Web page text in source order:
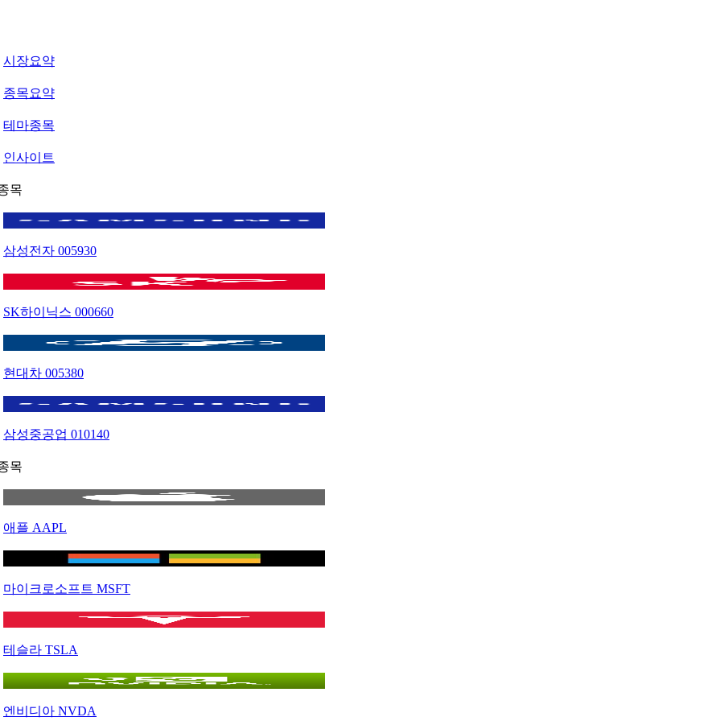
시장요약
종목요약
테마종목
인사이트
목
삼성전자 005930
SK하이닉스 000660
현대차 005380
삼성중공업 010140
목
애플 AAPL
마이크로소프트 MSFT
테슬라 TSLA
엔비디아 NVDA